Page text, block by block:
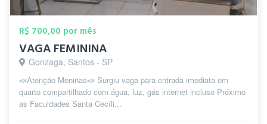
R$ 700,00 por mês
VAGA FEMININA
Gonzaga, Santos - SP
📣Atenção Meninas📣 Surgiu vaga para entrada imediata em
quarto compartilhado com água, luz, gás internet incluso Próximo
as Faculdades Santa Cecíli...